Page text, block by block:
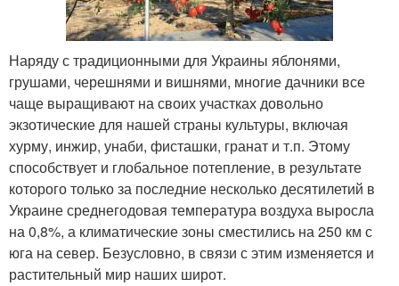
Наряду с традиционными для Украины яблонями,
грушами, черешнями и вишнями, многие дачники все
чаще выращивают на своих участках довольно
экзотические для нашей страны культуры, включая
хурму, инжир, унаби, фисташки, гранат и т.п. Этому
способствует и глобальное потепление, в результате
которого только за последние несколько десятилетий в
Украине среднегодовая температура воздуха выросла
на 0,8%, а климатические зоны сместились на 250 км с
юга на север. Безусловно, в связи с этим изменяется и
растительный мир наших широт.